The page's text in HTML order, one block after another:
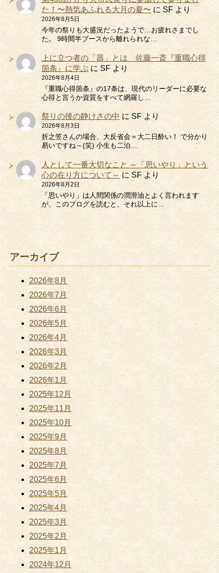
た！〜熱気あふれる大月の夏〜 に SF より
2026年8月5日
今年の祭りも大盛況だったようで…お疲れさまでし
た。 9時間半ブースから離れられな…
上に立つ者の「器」とは 佐藤一斎『重職心得
箇条』に学ぶ に SF より
2026年8月4日
『重職心得箇条』の17条は、現代のリーダーに必要な
心得と言うか資質をすべて網羅し…
祭りの後の静けさの中 に SF より
2026年8月3日
折之笠さんの場合、大反省会＝大二日酔い！ で分かり
易いですね～(笑) 小生も二泊…
人として一番大切なこと ～「思いやり」という
心の在り方について～ に SF より
2026年8月2日
「思いやり」は人間関係の潤滑油とよく言われます
が、このブログを読むと、それ以上に…
アーカイブ
2026年8月
2026年7月
2026年6月
2026年5月
2026年4月
2026年3月
2026年2月
2026年1月
2025年12月
2025年11月
2025年10月
2025年9月
2025年8月
2025年7月
2025年6月
2025年5月
2025年4月
2025年3月
2025年2月
2025年1月
2024年12月